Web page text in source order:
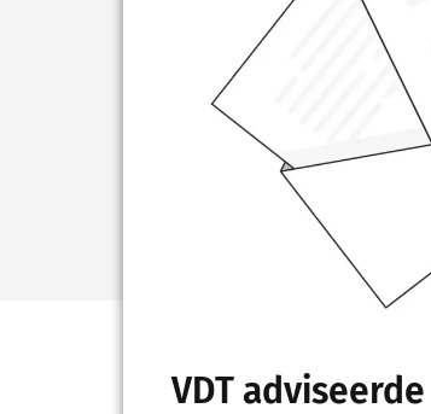
VDT